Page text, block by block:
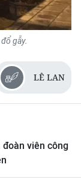
gẫy.
LÊ LAN
viên công